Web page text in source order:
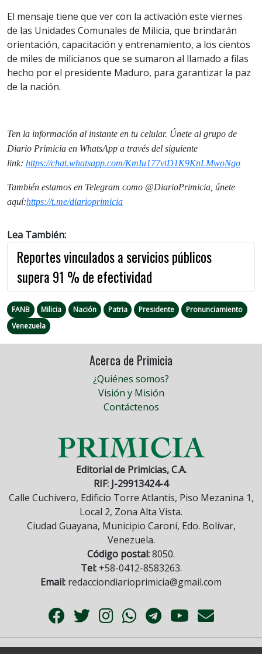
El mensaje tiene que ver con la activación este viernes
de las Unidades Comunales de Milicia, que brindarán
orientación, capacitación y entrenamiento, a los cientos
de miles de milicianos que se sumaron al llamado a filas
hecho por el presidente Maduro, para garantizar la paz
de la nación.
Ten la información al instante en tu celular. Únete al grupo de
Diario Primicia en WhatsApp a través del siguiente
link: https://chat.whatsapp.com/KmIu177vtD1K9KnLMwoNgo
También estamos en Telegram como @DiarioPrimicia, únete
aquí:https://t.me/diarioprimicia
Lea También:
Reportes vinculados a servicios públicos
supera 91 % de efectividad
FANB Milicia Nación Patria Presidente
Pronunciamiento
Venezuela
Acerca de Primicia
¿Quiénes somos?
Visión y Misión
Contáctenos
Editorial de Primicias, C.A.
RIF: J-29913424-4
Calle Cuchivero, Edificio Torre Atlantis, Piso Mezanina 1,
Local 2, Zona Alta Vista.
Ciudad Guayana, Municipio Caroní, Edo. Bolívar,
Venezuela.
Código postal:8050.
Tel:+58-0412-8583263.
Email: redacciondiarioprimicia@gmail.com